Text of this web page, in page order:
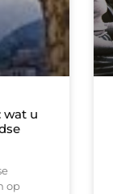
wat u
op